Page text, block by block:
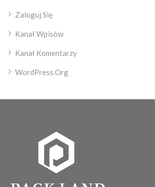
Zaloguj Się
Kanał Wpisów
Kanał Komentarzy
WordPress.org